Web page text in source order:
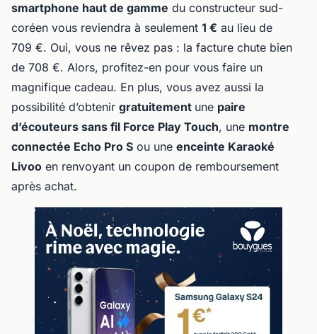
smartphone haut de gamme du constructeur sud-
coréen vous reviendra à seulement 1 € au lieu de
709 €. Oui, vous ne rêvez pas : la facture chute bien
de 708 €. Alors, profitez-en pour vous faire un
magnifique cadeau. En plus, vous avez aussi la
possibilité d’obtenir gratuitement une paire
d’écouteurs sans fil Force Play Touch, une montre
connectée Echo Pro S ou une enceinte Karaoké
Livoo en renvoyant un coupon de remboursement
après achat.